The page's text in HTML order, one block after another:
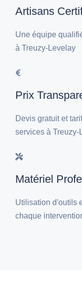
Artisans
Une équipe
à Treuzy-Levelay
Prix
Devis gratuit et
services à Treuzy-
Matériel
Utilisation d'outils
chaque